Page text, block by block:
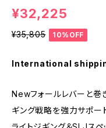
¥32,225
¥35,805 10%OFF
International
Newフォールレバーと巻
ギング戦略を強力サポート